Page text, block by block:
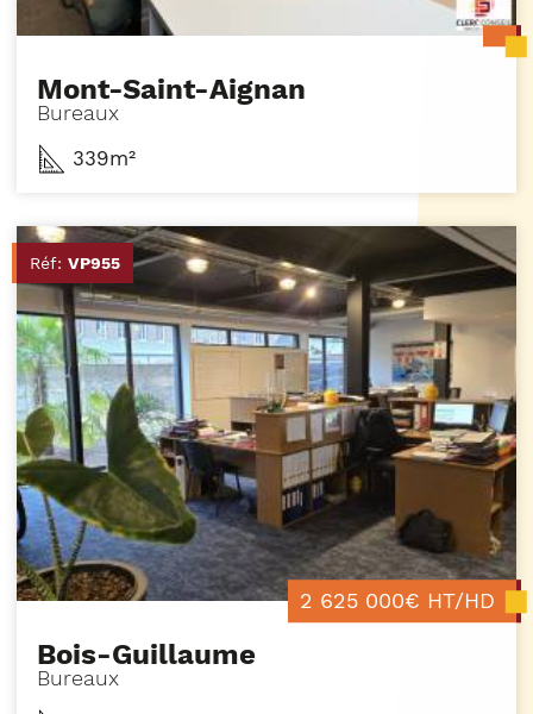
Mont-Saint-Aignan
Bureaux
339m²
Réf:VP955
2 625 000€ HT/HD
Bois-Guillaume
Bureaux